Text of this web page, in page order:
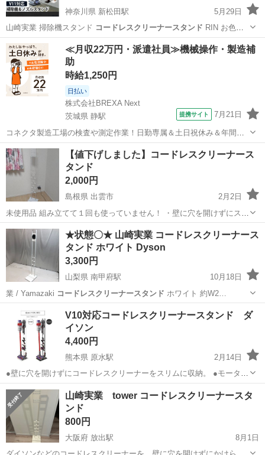
神奈川県 新松田駅
5月29日
山崎実業 掃除機スタンド コードレスクリーナースタンド RIN お色は
ブラウンで…
神奈川 足柄上郡 新松田駅 収納家具 RIN
≪月収22万円・派遣社員≫機械操作・製造補
助
時給1,250円
日払い
株式会社BREXA Next
茨城県 静駅
提携サイト 7月21日
コネクタ製造工場の検査や測定作業！日勤専属＆土日祝休み＆年間休
日128日★クリーンルーム内作業★マイカー通勤OK＆無料駐車場あり
★就業先食堂利用可！日払い制度あり！《茨城県常陸大宮市》 人気の
工場のお仕事 ◇コネクタ製造工...
茨城 常陸大宮市 静駅 その他
【値下げしました】コードレスクリーナース
タンド
2,000円
島根県 出雲市
2月2日
未使用品 組み立てて１回も使っていません！ ・壁に穴を開けずにステ
ィッククリーナーをスマートに収納できます ・場所を取らないスタイ
リッシュな省スペースタイプ ・背板には充電コードを通せる穴がたく
さん空いているので立て...
島根 出雲市 生活家電 ダイソン
★状態〇★ 山崎実業 コードレスクリーナース
タンド ホワイト Dyson
3,300円
山梨県 南甲府駅
10月18日
業 / Yamazaki コードレスクリーナースタンド ホワイト 約W2…
山梨 甲府市 南甲府駅 生活家電
コードレスクリーナースタンド
V10対応コードレスクリーナースタンド ダ
イソン
4,400円
熊本県 原水駅
2月14日
●壁に穴を開けずにコードレスクリーナーをスリムに収納。 ●モーター
ヘッドも収納可能。クリーナーツールを一括収納できます！ ●コード
レスクリーナーを収納したまま充電が可能です。 ダイソン V6、V7、
V8 v10 ◆...
熊本 菊池郡 原水駅
山崎実業 tower コードレスクリーナースタ
ンド
800円
大阪府 放出駅
8月1日